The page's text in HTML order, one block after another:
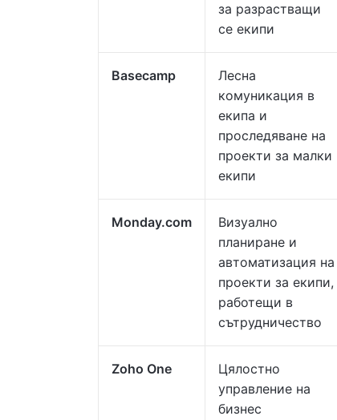
за разрастващи
се екипи
Basecamp
Лесна
комуникация в
екипа и
проследяване на
проекти за малки
екипи
Monday.com
Визуално
планиране и
автоматизация на
проекти за екипи,
работещи в
сътрудничество
Zoho One
Цялостно
управление на
бизнес